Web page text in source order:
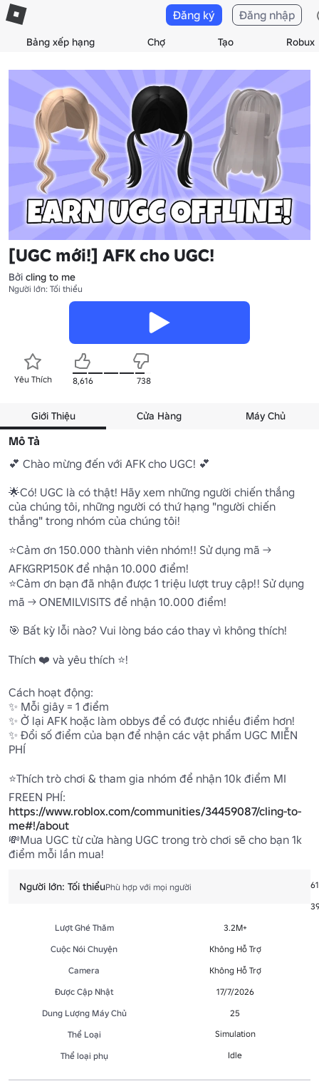
Bảng xếp hạng Chợ Tạo Robux
Đăng ký Đăng nhập
[UGC mới!] AFK cho UGC!
Bởi cling to me
Người lớn: Tối thiểu
Yêu Thích 8,616 738
Giới Thiệu Cửa Hàng Máy Chủ
Mô Tả
💕 Chào mừng đến với AFK cho UGC! 💕
🌟Có! UGC là có thật! Hãy xem những người chiến thắng
của chúng tôi, những người có thứ hạng "người chiến
thắng" trong nhóm của chúng tôi!
⭐Cảm ơn 150.000 thành viên nhóm!! Sử dụng mã ->
AFKGRP150K để nhận 10.000 điểm!
⭐Cảm ơn bạn đã nhận được 1 triệu lượt truy cập!! Sử dụng
mã -> ONEMILVISITS để nhận 10.000 điểm!
🎯 Bất kỳ lỗi nào? Vui lòng báo cáo thay vì không thích!
Thích ❤️ và yêu thích ⭐!
Cách hoạt động:
✨ Mỗi giây = 1 điểm
✨ Ở lại AFK hoặc làm obbys để có được nhiều điểm hơn!
✨ Đổi số điểm của bạn để nhận các vật phẩm UGC MIỄN
PHÍ
⭐Thích trò chơi & tham gia nhóm để nhận 10k điểm MI
https://www.roblox.com/communities/34459087/cling-to-
me#!/about
💸Mua UGC từ cửa hàng UGC trong trò chơi sẽ cho bạn 1k
điểm mỗi lần mua!
Người lớn: Tối thiểuPhù hợp với mọi người
61
Lượt Ghé Thăm
3.2M+
Cuộc Nói Chuyện
Không Hỗ Trợ
Camera
Không Hỗ Trợ
Được Cập Nhật
17/7/2026
Dung Lượng Máy Chủ
25
Thể Loại
Simulation
Thể loại phụ Idle